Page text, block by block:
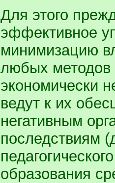
Для этого
эффективное
минимизацию
любых методов
экономически
ведут к их
негативным
последствиям
образования